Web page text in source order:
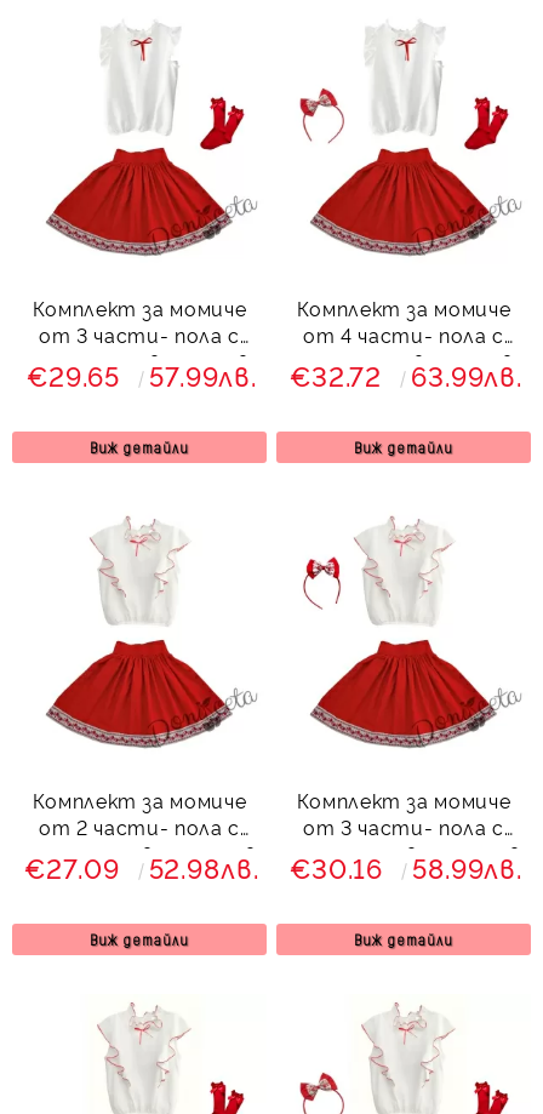
Комплект за момиче
от 3 части- пола с
етно мотиви, риза в
бяло с червена
€29.65 57.99лв.
Виж детайли
Комплект за момиче
от 4 части- пола с
етно мотиви, риза в
бяло, диадема и
€32.72 63.99лв.
Виж детайли
Комплект за момиче
от 2 части- пола с
етно мотиви и риза в
бяло с червени
€27.09 52.98лв.
Виж детайли
Комплект за момиче
от 3 части- пола с
етно мотиви и риза в
бяло с червени
€30.16 58.99лв.
Виж детайли